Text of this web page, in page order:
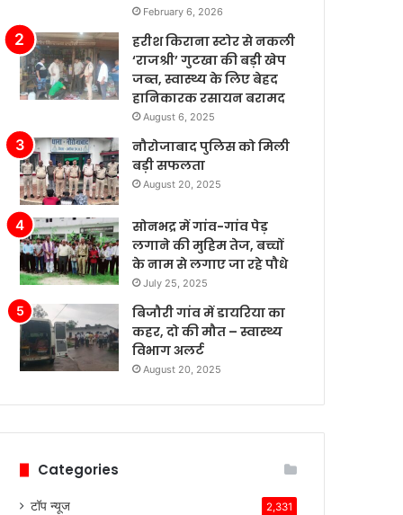
टेस्ला
February 6, 2026
हरीश किराना स्टोर से नकली
‘राजश्री’ गुटखा की बड़ी खेप
जब्त, स्वास्थ्य के लिए बेहद
हानिकारक रसायन बरामद
August 6, 2025
नौरोजाबाद पुलिस को मिली
बड़ी सफलता
August 20, 2025
सोनभद्र में गांव-गांव पेड़
लगाने की मुहिम तेज, बच्चों
के नाम से लगाए जा रहे पौधे
July 25, 2025
बिजौरी गांव में डायरिया का
कहर, दो की मौत – स्वास्थ्य
विभाग अलर्ट
August 20, 2025
Categories
टॉप न्यूज 2,331